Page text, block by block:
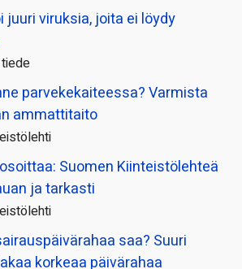
juuri viruksia, joita ei löydy
parvekekaiteessa? Varmista
ammattitaito
Suomen Kiinteistölehteä
ja tarkasti
saa? Suuri
korkeaa päivärahaa